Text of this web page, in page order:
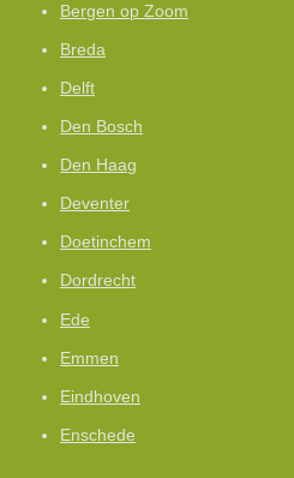
Bergen op Zoom
Breda
Delft
Den Bosch
Den Haag
Deventer
Doetinchem
Dordrecht
Ede
Emmen
Eindhoven
Enschede